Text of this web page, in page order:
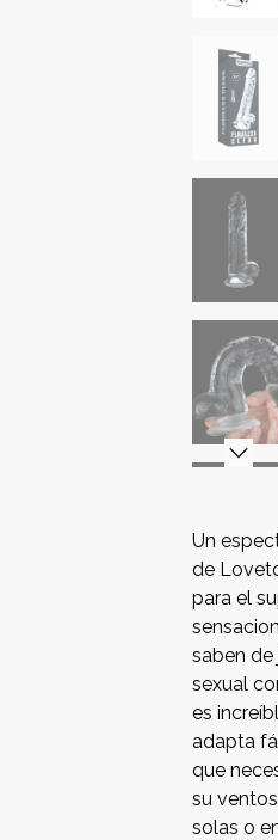
Un
de
para el
saben de
sexual
es
adapta
que
su
solas o